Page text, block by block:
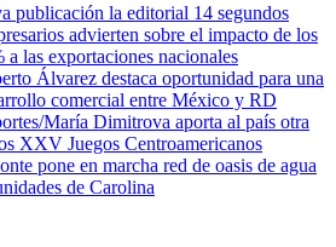
publicación la editorial 14 segundos
advierten sobre el impacto de los
a las exportaciones nacionales
Álvarez destaca oportunidad para una
comercial entre México y RD
María Dimitrova aporta al país otra
XXV Juegos Centroamericanos
pone en marcha red de oasis de agua
de Carolina